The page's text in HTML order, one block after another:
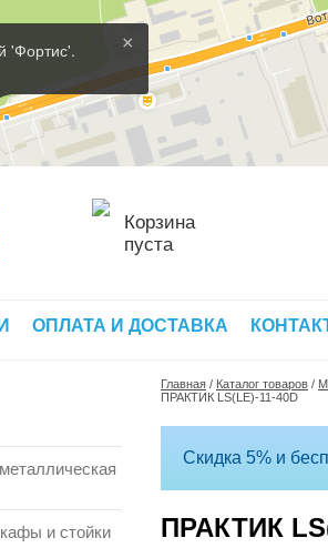
×
'Фортис'.
Корзина
пуста
ОПЛАТА И ДОСТАВКА
и стойки
Главная / Каталог товаров /
ПРАКТИК LS(LE)-11-40D
Скидка 5% и
ПРАКТИК